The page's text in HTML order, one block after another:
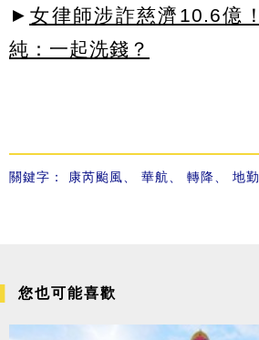
► 女律師涉詐慈濟10.6億
純：一起洗錢？
關鍵字： 康芮颱風 華航 轉降 地勤
您也可能喜歡